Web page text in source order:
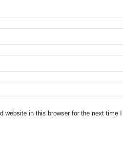
website in this browser for the next time